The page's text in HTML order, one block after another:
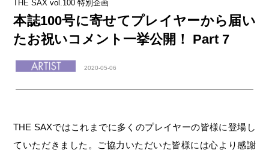
THE SAX vol.100 特別企画
本誌100号に寄せてプレイヤーから届い
たお祝いコメント一挙公開！ Part 7
2020-05-06
THE SAXではこれまでに多くのプレイヤーの皆様に登場し
ていただきました。ご協力いただいた皆様には心より感謝